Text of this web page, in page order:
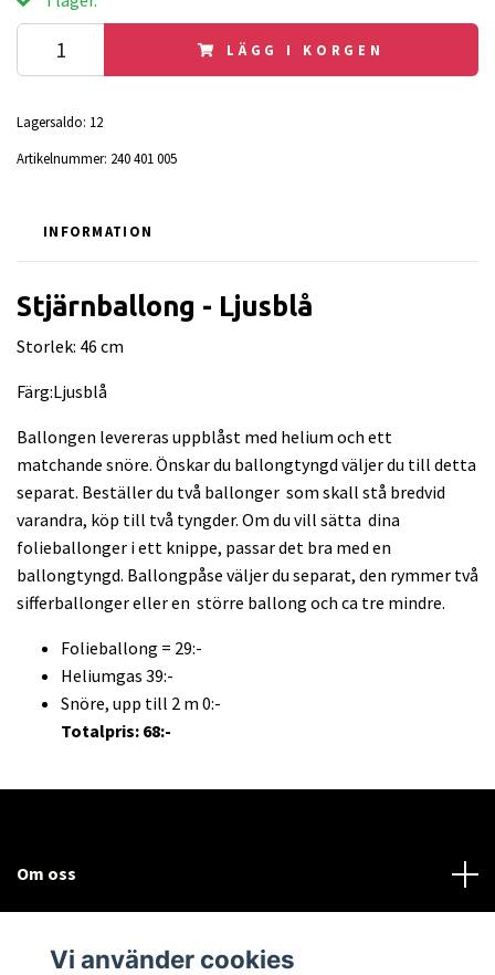
LÄGG I KORGEN
Lagersaldo: 12
Artikelnummer: 240 401 005
INFORMATION
Stjärnballong - Ljusblå
Storlek: 46 cm
Färg:Ljusblå
Ballongen levereras uppblåst med helium och ett
matchande snöre. Önskar du ballongtyngd väljer du till detta
separat. Beställer du två ballonger som skall stå bredvid
varandra, köp till två tyngder. Om du vill sätta dina
folieballonger i ett knippe, passar det bra med en
ballongtyngd. Ballongpåse väljer du separat, den rymmer två
sifferballonger eller en större ballong och ca tre mindre.
Folieballong = 29:-
Heliumgas 39:-
Snöre, upp till 2 m 0:-
Totalpris: 68:-
Om oss
Vi använder cookies